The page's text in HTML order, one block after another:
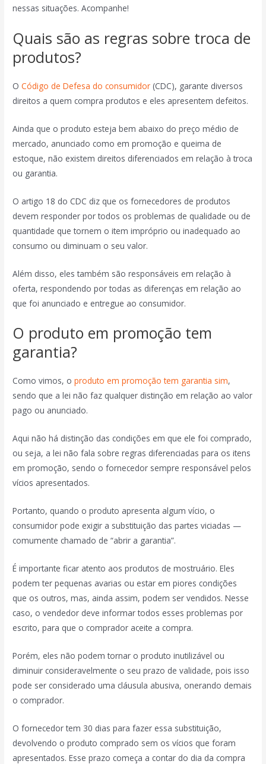
nessas situações. Acompanhe!
Quais são as regras sobre troca de
produtos?
OCódigo de Defesa do consumidor (CDC), garante diversos
direitos a quem compra produtos e eles apresentem defeitos.
Ainda que o produto esteja bem abaixo do preço médio de
mercado, anunciado como em promoção e queima de
estoque, não existem direitos diferenciados em relação à troca
ou garantia.
O artigo 18 do CDC diz que os fornecedores de produtos
devem responder por todos os problemas de qualidade ou de
quantidade que tornem o item impróprio ou inadequado ao
consumo ou diminuam o seu valor.
Além disso, eles também são responsáveis em relação à
oferta, respondendo por todas as diferenças em relação ao
que foi anunciado e entregue ao consumidor.
O produto em promoção tem
garantia?
Como vimos, oproduto em promoção tem garantia sim,
sendo que a lei não faz qualquer distinção em relação ao valor
pago ou anunciado.
Aqui não há distinção das condições em que ele foi comprado,
ou seja, a lei não fala sobre regras diferenciadas para os itens
em promoção, sendo o fornecedor sempre responsável pelos
vícios apresentados.
Portanto, quando o produto apresenta algum vício, o
consumidor pode exigir a substituição das partes viciadas —
comumente chamado de “abrir a garantia”.
É importante ficar atento aos produtos de mostruário. Eles
podem ter pequenas avarias ou estar em piores condições
que os outros, mas, ainda assim, podem ser vendidos. Nesse
caso, o vendedor deve informar todos esses problemas por
escrito, para que o comprador aceite a compra.
Porém, eles não podem tornar o produto inutilizável ou
diminuir consideravelmente o seu prazo de validade, pois isso
pode ser considerado uma cláusula abusiva, onerando demais
o comprador.
O fornecedor tem 30 dias para fazer essa substituição,
devolvendo o produto comprado sem os vícios que foram
apresentados. Esse prazo começa a contar do dia da compra